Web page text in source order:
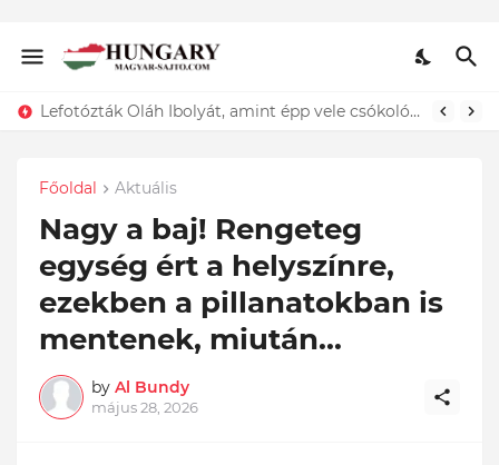
Lefotózták Oláh Ibolyát, amint épp vele csókolózik - EZT nem hiszed el, kinek a karjában kötött ki...ÍME
Főoldal Aktuális
Nagy a baj! Rengeteg
egység ért a helyszínre,
ezekben a pillanatokban is
mentenek, miután...
by Al Bundy
május 28, 2026